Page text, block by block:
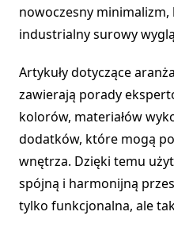
nowoczesny minimalizm,
industrialny surowy
Artykuły dotyczące
zawierają porady
kolorów, materiałów
dodatków, które mogą
wnętrza. Dzięki temu
spójną i harmonijną
tylko funkcjonalna, ale